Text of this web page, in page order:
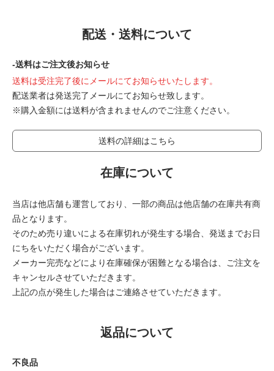
配送・送料について
-送料はご注文後お知らせ
送料は受注完了後にメールにてお知らせいたします。
配送業者は発送完了メールにてお知らせ致します。
※購入金額には送料が含まれませんのでご注意ください。
送料の詳細はこちら
在庫について
当店は他店舗も運営しており、一部の商品は他店舗の在庫共有商
品となります。
そのため売り違いによる在庫切れが発生する場合、発送までお日
にちをいただく場合がございます。
メーカー完売などにより在庫確保が困難となる場合は、ご注文を
キャンセルさせていただきます。
上記の点が発生した場合はご連絡させていただきます。
返品について
不良品